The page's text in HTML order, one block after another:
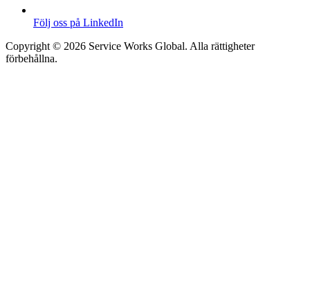
Följ oss på LinkedIn
Copyright © 2026 Service Works Global. Alla rättigheter
förbehållna.